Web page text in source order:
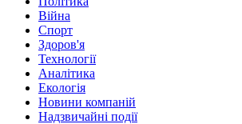
Війна
Спорт
Здоров'я
Технології
Аналітика
Екологія
Новини компаній
Надзвичайні події